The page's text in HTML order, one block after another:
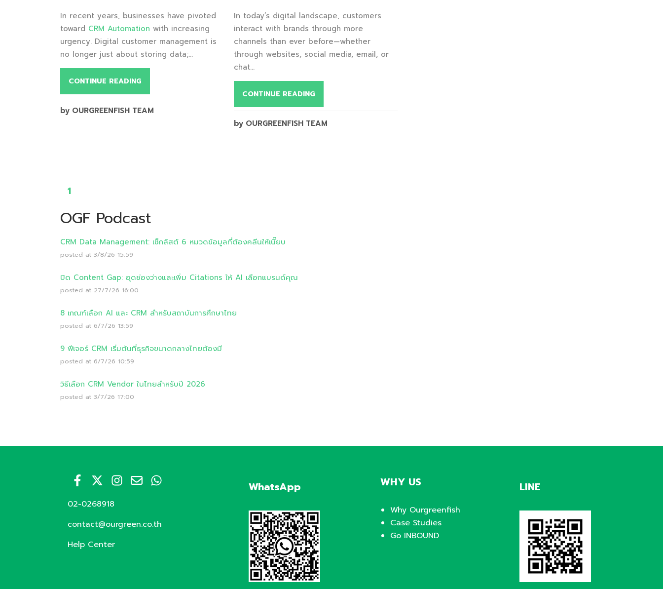
In recent years, businesses have pivoted
toward CRM Automation with increasing
urgency. Digital customer management is
no longer just about storing data;...
CONTINUE READING
by OURGREENFISH TEAM
In today’s digital landscape, customers
interact with brands through more
channels than ever before—whether
through websites, social media, email, or
chat...
CONTINUE READING
by OURGREENFISH TEAM
1
OGF Podcast
CRM Data Management: เช็กลิสต์ 6 หมวดข้อมูลที่ต้องคลีนให้เนี๊ยบ
posted at 3/8/26 15:59
ปิด Content Gap: อุดช่องว่างและเพิ่ม Citations ให้ AI เลือกแบรนด์คุณ
posted at 27/7/26 16:00
8 เกณฑ์เลือก AI และ CRM สำหรับสถาบันการศึกษาไทย
posted at 6/7/26 13:59
9 ฟีเจอร์ CRM เริ่มต้นที่ธุรกิจขนาดกลางไทยต้องมี
posted at 6/7/26 10:59
วิธีเลือก CRM Vendor ในไทยสำหรับปี 2026
posted at 3/7/26 17:00
02-0268918
contact@ourgreen.co.th
Help Center
WhatsApp WHY US
Why Ourgreenfish
Case Studies
Go INBOUND
LINE